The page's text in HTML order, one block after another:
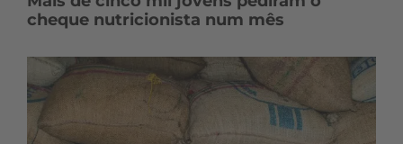
cheque nutricionista num mês